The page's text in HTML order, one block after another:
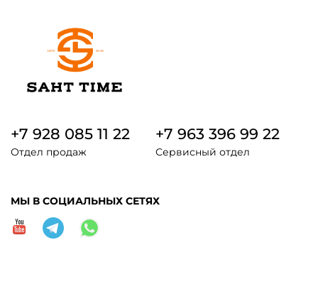
+7 928 085 11 22
Отдел продаж
+7 963 396 99 22
Сервисный отдел
МЫ В СОЦИАЛЬНЫХ СЕТЯХ